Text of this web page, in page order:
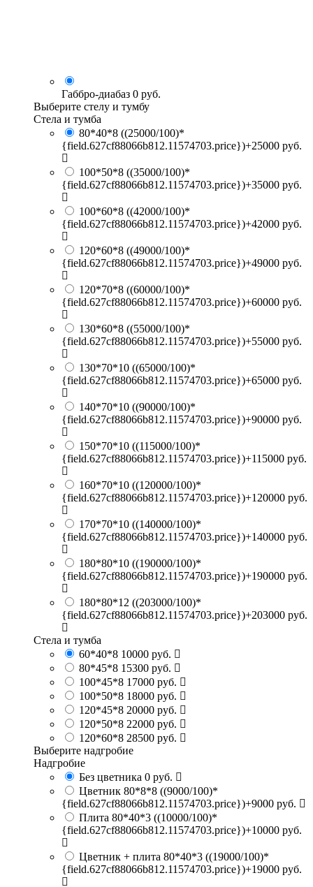
Габбро-диабаз 0 руб.
Выберите стелу и тумбу
Стела и тумба
80*40*8 ((25000/100)*
{field.627cf88066b812.11574703.price})+25000 руб.
100*50*8 ((35000/100)*
{field.627cf88066b812.11574703.price})+35000 руб.
100*60*8 ((42000/100)*
{field.627cf88066b812.11574703.price})+42000 руб.
120*60*8 ((49000/100)*
{field.627cf88066b812.11574703.price})+49000 руб.
120*70*8 ((60000/100)*
{field.627cf88066b812.11574703.price})+60000 руб.
130*60*8 ((55000/100)*
{field.627cf88066b812.11574703.price})+55000 руб.
130*70*10 ((65000/100)*
{field.627cf88066b812.11574703.price})+65000 руб.
140*70*10 ((90000/100)*
{field.627cf88066b812.11574703.price})+90000 руб.
150*70*10 ((115000/100)*
{field.627cf88066b812.11574703.price})+115000 руб.
160*70*10 ((120000/100)*
{field.627cf88066b812.11574703.price})+120000 руб.
170*70*10 ((140000/100)*
{field.627cf88066b812.11574703.price})+140000 руб.
180*80*10 ((190000/100)*
{field.627cf88066b812.11574703.price})+190000 руб.
180*80*12 ((203000/100)*
{field.627cf88066b812.11574703.price})+203000 руб.
Стела и тумба
60*40*8 10000 руб.
80*45*8 15300 руб.
100*45*8 17000 руб.
100*50*8 18000 руб.
120*45*8 20000 руб.
120*50*8 22000 руб.
120*60*8 28500 руб.
Выберите надгробие
Надгробие
Без цветника 0 руб.
Цветник 80*8*8 ((9000/100)*
{field.627cf88066b812.11574703.price})+9000 руб.
Плита 80*40*3 ((10000/100)*
{field.627cf88066b812.11574703.price})+10000 руб.
Цветник + плита 80*40*3 ((19000/100)*
{field.627cf88066b812.11574703.price})+19000 руб.